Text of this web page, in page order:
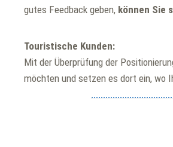
gutes Feedback geben, können Sie
Touristische Kunden:
Mit der Überprüfung der
möchten und setzen es dort ein, wo